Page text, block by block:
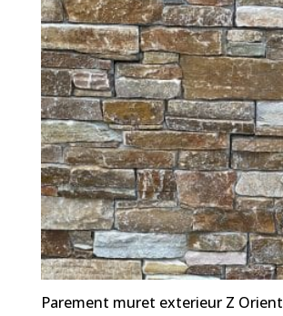
Parement muret exterieur Z Orient